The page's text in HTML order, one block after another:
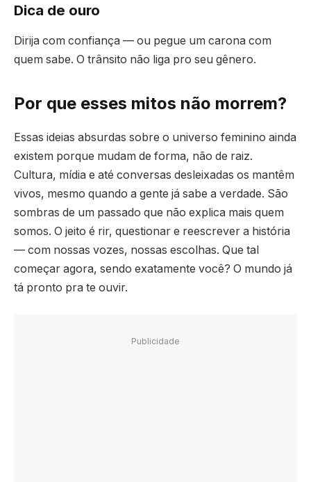
Dica de ouro
Dirija com confiança — ou pegue um carona com
quem sabe. O trânsito não liga pro seu gênero.
Por que esses mitos não morrem?
Essas ideias absurdas sobre o universo feminino ainda
existem porque mudam de forma, não de raiz.
Cultura, mídia e até conversas desleixadas os mantêm
vivos, mesmo quando a gente já sabe a verdade. São
sombras de um passado que não explica mais quem
somos. O jeito é rir, questionar e reescrever a história
— com nossas vozes, nossas escolhas. Que tal
começar agora, sendo exatamente você? O mundo já
tá pronto pra te ouvir.
Publicidade